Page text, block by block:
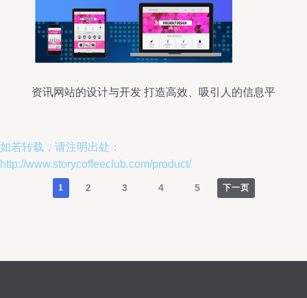
资讯网站的设计与开发 打造高效、吸引人的信息平
如若转载，请注明出处：
http://www.storycoffeeclub.com/product/
1 2 3 4 5 下一页